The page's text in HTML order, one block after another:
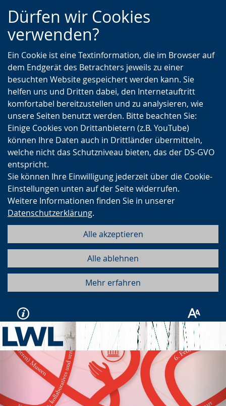
Zur
Hauptnavigation
Zur
Seitennavigation
Zum
Inhalt
Dürfen wir Cookies
verwenden?
Ein Cookie ist eine Textinformation, die im Browser auf
dem Endgerät des Betrachters jeweils zu einer
besuchten Website gespeichert werden kann. Sie
helfen uns und Dritten dabei, den Internetauftritt
komfortabel bereitzustellen und zu analysieren, wie
unsere Seiten benutzt werden. Bitte beachten Sie:
Einige Cookies von Drittanbietern (z.B. YouTube)
können Ihre Daten auch in Drittländer übermitteln,
welche nicht das Schutzniveau bieten, das der DS-GVO
entspricht.
Sie können Ihre Einwilligung jederzeit über die Cookie-
Einstellungen unten auf der Seite widerrufen.
Weitere Informationen finden Sie in unserer
Datenschutzerklärung.
Alle akzeptieren
Alle ablehnen
Mehr erfahren
Vorherige